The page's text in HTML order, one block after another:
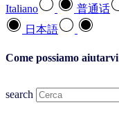
Italiano
普通话
日本語
Come possiamo aiutarvi
search